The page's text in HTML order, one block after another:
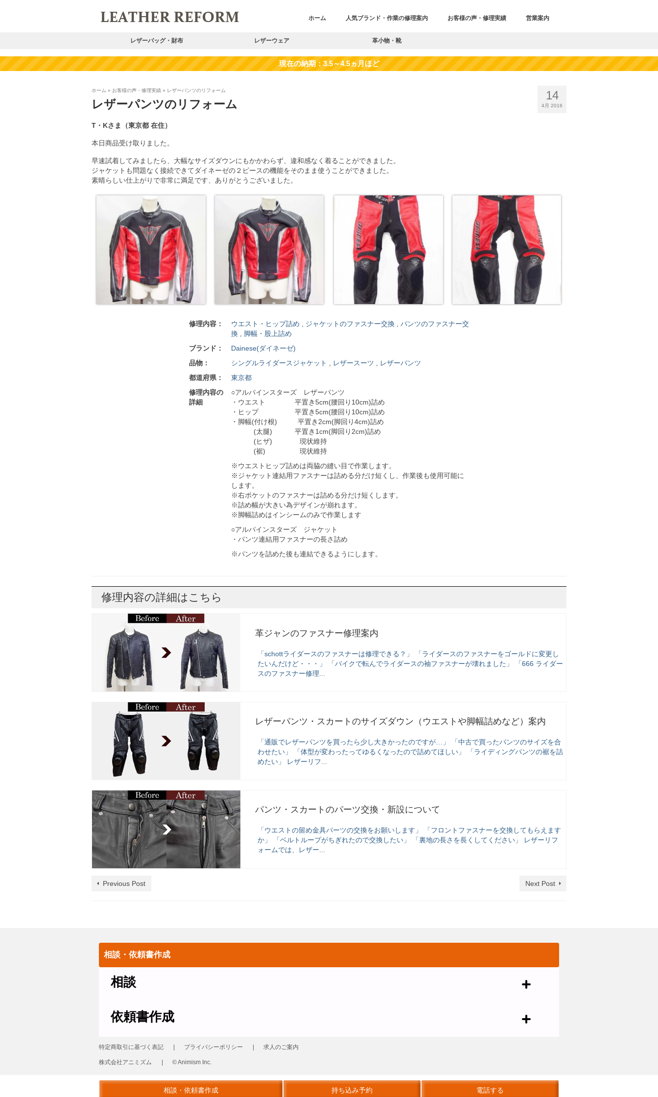
ホーム 人気ブランド・作業の修理案内 お客様の声・修理実績 営業案内
レザーバッグ・財布 レザーウェア 革小物・靴
14
4月 2016
ホーム » お客様の声・修理実績 » レザーパンツのリフォーム
レザーパンツのリフォーム
T・Kさま（東京都 在住）
本日商品受け取りました。
早速試着してみましたら、大幅なサイズダウンにもかかわらず、違和感なく着ることができました。
ジャケットも問題なく接続できてダイネーゼの２ピースの機能をそのまま使うことができました。
素晴らしい仕上がりで非常に満足です、ありがとうございました。
修理内容： ウエスト・ヒップ詰め , ジャケットのファスナー交換 , パンツのファスナー交
換 , 脚幅・股上詰め
ブランド：
Dainese(ダイネーゼ)
品物：
シングルライダースジャケット , レザースーツ , レザーパンツ
都道府県：
東京都
修理内容の
詳細
○アルパインスターズ レザーパンツ
・ウエスト 平置き5cm(腰回り10cm)詰め
・ヒップ 平置き5cm(腰回り10cm)詰め
・脚幅(付け根) 平置き2cm(脚回り4cm)詰め
(太腿) 平置き1cm(脚回り2cm)詰め
(ヒザ) 現状維持
(裾) 現状維持
※ウエストヒップ詰めは両脇の縫い目で作業します。
※ジャケット連結用ファスナーは詰める分だけ短くし、作業後も使用可能に
します。
※右ポケットのファスナーは詰める分だけ短くします。
※詰め幅が大きい為デザインが崩れます。
※脚幅詰めはインシームのみで作業します
○アルパインスターズ ジャケット
・パンツ連結用ファスナーの長さ詰め
※パンツを詰めた後も連結できるようにします。
修理内容の詳細はこちら
革ジャンのファスナー修理案内
「schottライダースのファスナーは修理できる？」 「ライダースのファスナーをゴールドに変更し
たいんだけど・・・」 「バイクで転んでライダースの袖ファスナーが壊れました」 「666 ライダー
スのファスナー修理...
レザーパンツ・スカートのサイズダウン（ウエストや脚幅詰めなど）案内
「通販でレザーパンツを買ったら少し大きかったのですが…」 「中古で買ったパンツのサイズを合
わせたい」 「体型が変わったってゆるくなったので詰めてほしい」 「ライディングパンツの裾を詰
めたい」 レザーリフ...
パンツ・スカートのパーツ交換・新設について
「ウエストの留め金具パーツの交換をお願いします」 「フロントファスナーを交換してもらえます
か」 「ベルトループがちぎれたので交換したい」 「裏地の長さを長くしてください」 レザーリフ
ォームでは、レザー...
Previous Post Next Post
相談・依頼書作成
相談
依頼書作成
特定商取引に基づく表記 プライバシーポリシー 求人のご案内
株式会社アニミズム © Animism Inc.
© 2026 革製品の修理 レザーリフォーム相談・依頼書作成 持ち込み予約 電話する